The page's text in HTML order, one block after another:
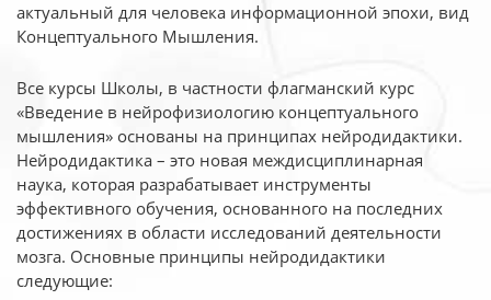
актуальный для человека информационной эпохи, вид
Концептуального Мышления.
Все курсы Школы, в частности флагманский курс
«Введение в нейрофизиологию концептуального
мышления» основаны на принципах нейродидактики.
Нейродидактика – это новая междисциплинарная
наука, которая разрабатывает инструменты
эффективного обучения, основанного на последних
достижениях в области исследований деятельности
мозга. Основные принципы нейродидактики
следующие: